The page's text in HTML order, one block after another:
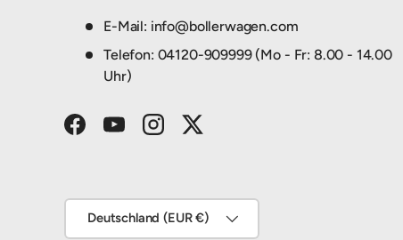
E-Mail: info@bollerwagen.com
Telefon: 04120-909999 (Mo - Fr: 8.00 - 14.00
Uhr)
FacebookYouTubeInstagramTwitter
Deutschland (EUR €)